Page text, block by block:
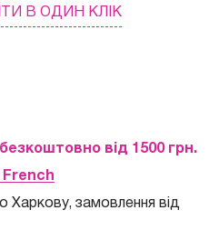
В ОДИН КЛІК
безкоштовно від 1500 грн.
French
Харкову, замовлення від